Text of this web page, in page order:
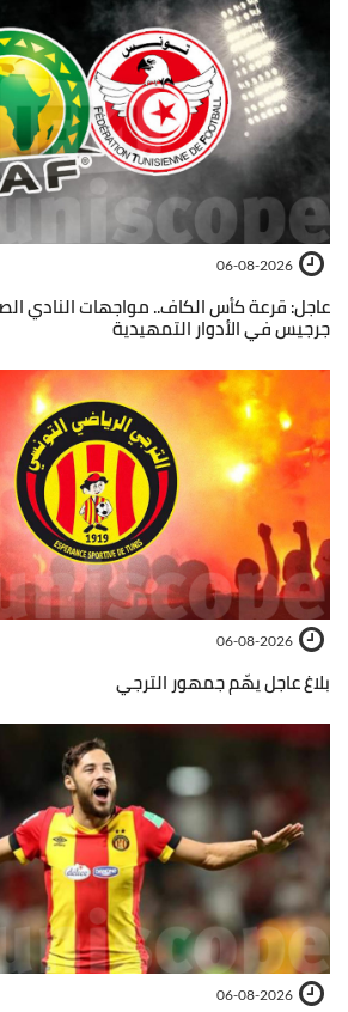
06-08-2026
عاجل: قرعة كأس الكاف.. مواجهات النادي
جرجيس في الأدوار التمهيدية
06-08-2026
بلاغ عاجل يهّم جمهور الترجي
06-08-2026